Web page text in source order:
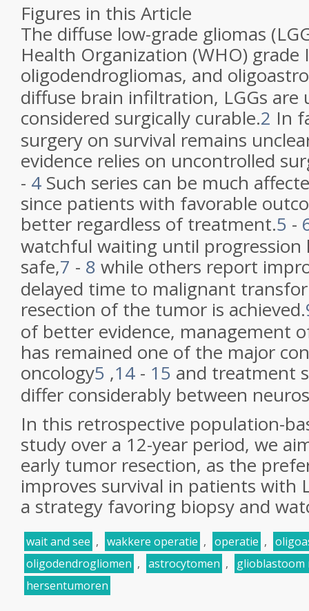
Figures in this Article
The diffuse low-grade gliomas
Health Organization (WHO) grade
oligodendrogliomas, and
diffuse brain infiltration, LGGs are
considered surgically curable.2 In
surgery on survival remains
evidence relies on uncontrolled
- 4 Such series can be much
since patients with favorable
better regardless of treatment.5 -
watchful waiting until progression
safe,7 - 8 while others report
delayed time to malignant
resection of the tumor is achieved.
of better evidence, management
has remained one of the major
oncology5 ,14 - 15 and treatment
differ considerably between
In this retrospective population-
study over a 12-year period, we
early tumor resection, as the
improves survival in patients with
a strategy favoring biopsy and
wait and see , wakkere operatie , operatie ,
oligodendrogliomen , astrocytomen ,
hersentumoren